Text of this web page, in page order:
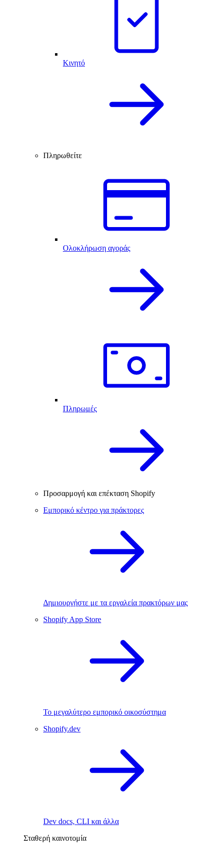
Κινητό
Πληρωθείτε
Ολοκλήρωση αγοράς
Πληρωμές
Προσαρμογή και επέκταση Shopify
Εμπορικό κέντρο για πράκτορες
Δημιουργήστε με τα εργαλεία πρακτόρων μας
Shopify App Store
Το μεγαλύτερο εμπορικό οικοσύστημα
Shopify.dev
Dev docs, CLI και άλλα
Σταθερή καινοτομία